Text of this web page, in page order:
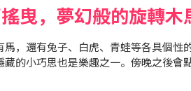
曳，夢幻般的旋轉木
馬，還有兔子、白虎、青蛙等各具個性
藏的小巧思也是樂趣之一。傍晚之後會